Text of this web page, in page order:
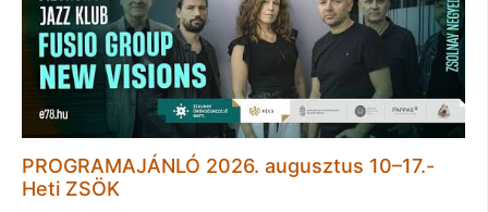
PROGRAMAJÁNLÓ 2026. augusztus 10–17.-
Heti ZSÖK